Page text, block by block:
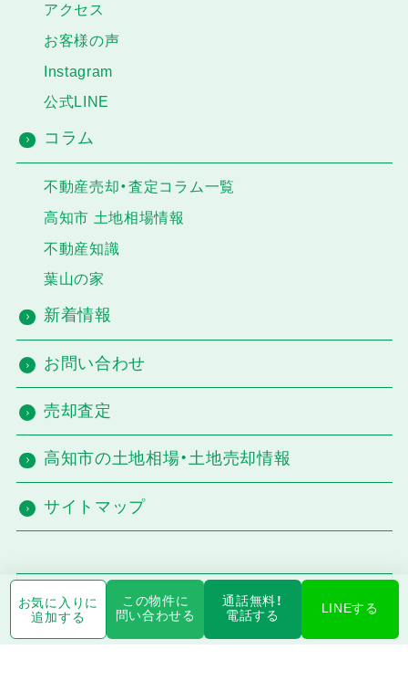
お気に入りに
追加する
この物件に
問い合わせる
通話無料！
電話する
LINEする
アクセス
お客様の声
Instagram
公式LINE
コラム
不動産売却・査定コラム一覧
高知市 土地相場情報
不動産知識
葉山の家
新着情報
お問い合わせ
売却査定
高知市の土地相場・土地売却情報
サイトマップ
高知物件特集